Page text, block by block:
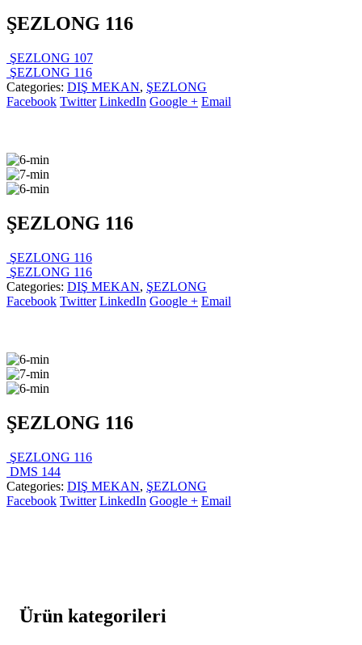
ŞEZLONG 116
ŞEZLONG 107
ŞEZLONG 116
Categories: DIŞ MEKAN, ŞEZLONG
Facebook Twitter LinkedIn Google + Email
ŞEZLONG 116
ŞEZLONG 116
ŞEZLONG 116
Categories: DIŞ MEKAN, ŞEZLONG
Facebook Twitter LinkedIn Google + Email
ŞEZLONG 116
ŞEZLONG 116
DMS 144
Categories: DIŞ MEKAN, ŞEZLONG
Facebook Twitter LinkedIn Google + Email
Ürün kategorileri